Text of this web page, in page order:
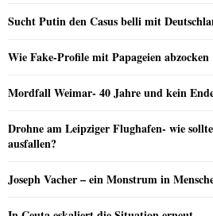
Sucht Putin den Casus belli mit
Wie Fake-Profile mit Papageien abzocken
Mordfall Weimar- 40 Jahre und kein
Drohne am Leipziger Flughafen- wie
ausfallen?
Joseph Vacher – ein Monstrum in